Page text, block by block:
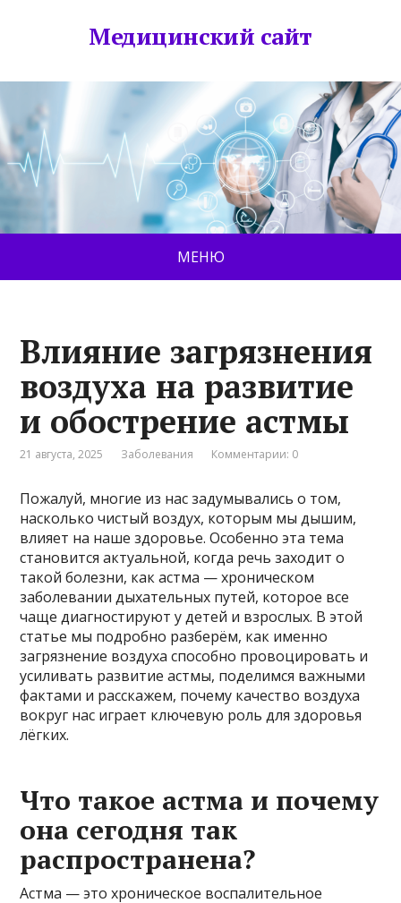
Медицинский сайт
МЕНЮ
Влияние загрязнения
воздуха на развитие
и обострение астмы
21 августа, 2025 Заболевания Комментарии: 0
Пожалуй, многие из нас задумывались о том,
насколько чистый воздух, которым мы дышим,
влияет на наше здоровье. Особенно эта тема
становится актуальной, когда речь заходит о
такой болезни, как астма — хроническом
заболевании дыхательных путей, которое все
чаще диагностируют у детей и взрослых. В этой
статье мы подробно разберём, как именно
загрязнение воздуха способно провоцировать и
усиливать развитие астмы, поделимся важными
фактами и расскажем, почему качество воздуха
вокруг нас играет ключевую роль для здоровья
лёгких.
Что такое астма и почему
она сегодня так
распространена?
Астма — это хроническое воспалительное